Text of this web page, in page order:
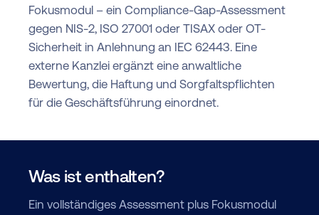
Fokusmodul – ein Compliance-Gap-Assessment
gegen NIS-2, ISO 27001 oder TISAX oder OT-
Sicherheit in Anlehnung an IEC 62443. Eine
externe Kanzlei ergänzt eine anwaltliche
Bewertung, die Haftung und Sorgfaltspflichten
für die Geschäftsführung einordnet.
Was ist enthalten?
Ein vollständiges Assessment plus Fokusmodul